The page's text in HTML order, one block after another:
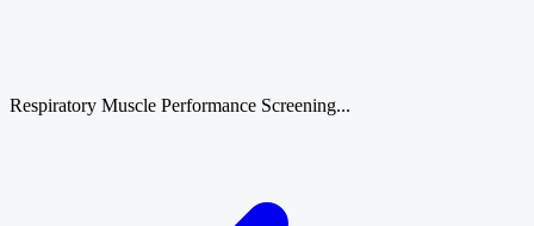
Respiratory Muscle Performance Screening...